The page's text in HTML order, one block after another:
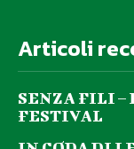
Articoli
SENZA FILI –
FESTIVAL